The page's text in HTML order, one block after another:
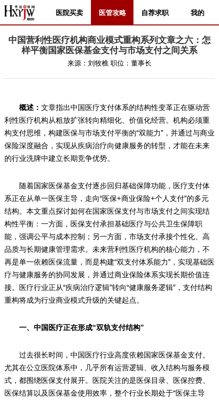
医院买卖 医管攻略 自荐求职 我的
中国营利性医疗机构商业模式重构系列文章之六：怎
样平衡国家医保基金支付与市场支付之间关系
来源： 刘牧樵 职位： 董事长
概述： 文章指出中国医疗支付体系的结构性变革正在驱动营
利性医疗机构从粗放扩张转向精细化、价值化经营。机构必须重
构支付思维，构建医保与市场支付平衡的“双能力”，并通过与商业
保险深度融合，实现从疾病治疗向健康服务的转型，才能在未来
的行业洗牌中建立长期竞争优势。
随着国家医保基金支付逐步回归基础保障功能，医疗支付体
系正在从单一医保主导，走向“医保+商业保险+个人支付”的多元
结构。本文重点探讨如何在国家医保支付与市场支付之间实现结
构性平衡：一方面，医保支付承担基础医疗与公共卫生保障职
能，强调公平与成本控制；另一方面，市场支付承接个性化、高
品质与长期健康管理需求。未来营利性医疗机构的核心能力，不
再是单一依赖医保流量，而是构建“双支付体系能力”，实现基础医
疗与健康服务的协同发展，并通过商业保险体系实现长期价值连
接。医疗行业正从“疾病治疗逻辑”转向“健康服务逻辑”，支付结构
重构将成为行业商业模式升级的关键起点。
一、中国医疗正在形成“双轨支付结构”
过去很长时间，中国医疗行业高度依赖国家医保基金支付。
尤其在公立医院体系中，几乎所有运营逻辑、收入结构与服务模
式，都围绕医保支付展开。医院关注的是医保目录、医保控费、
医保结算以及医保基金使用效率，整个行业长期处于“医保主导